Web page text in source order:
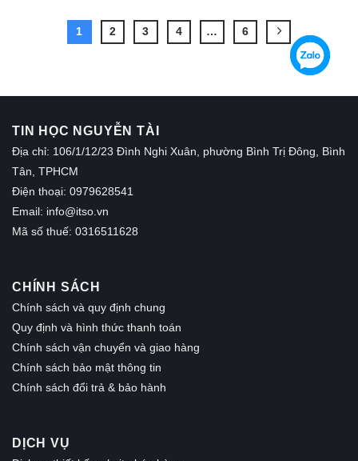
1 2 3 4 … 6
TIN HỌC NGUYỄN TÀI
Địa chỉ: 106/1/12/23 Đình Nghi Xuân, phường Bình Trị Đông, Bình
Tân, TPHCM
Điện thoại: 0979628541
Email: info@itso.vn
Mã số thuế: 0316511628
CHÍNH SÁCH
Chính sách và quy định chung
Quy định và hình thức thanh toán
Chính sách vận chuyển và giao hàng
Chính sách bảo mật thông tin
Chính sách đổi trả & bảo hành
DỊCH VỤ